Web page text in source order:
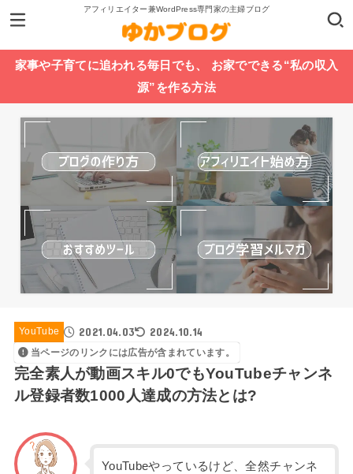
アフィリエイター兼WordPress専門家の主婦ブログ
家事や子育てに追われる毎日でも、 お家でできる“私の収入
源”を作る方法
YouTube 2021.04.03 2024.10.14
当ページのリンクには広告が含まれています。
完全素人が動画スキル0でもYouTubeチャンネ
ル登録者数1000人達成の方法とは?
YouTubeやっているけど、全然チャンネ